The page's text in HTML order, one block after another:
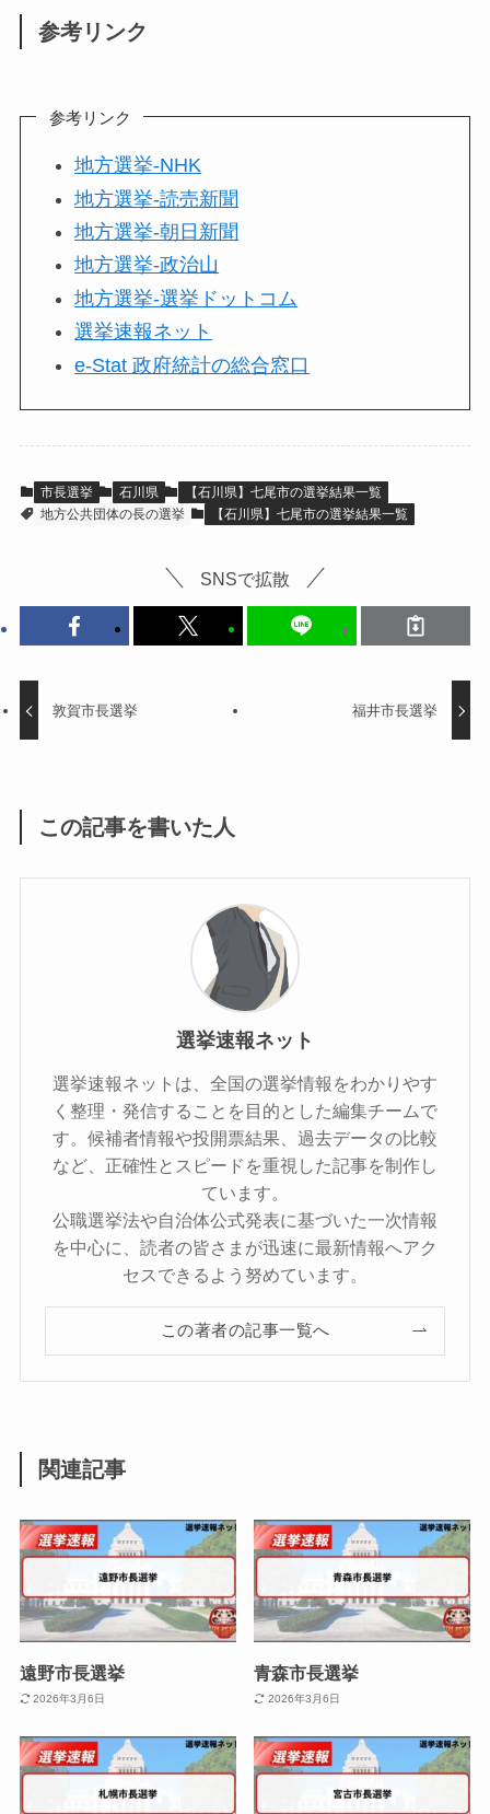
参考リンク
参考リンク
地方選挙-NHK
地方選挙-読売新聞
地方選挙-朝日新聞
地方選挙-政治山
地方選挙-選挙ドットコム
選挙速報ネット
e-Stat 政府統計の総合窓口
市長選挙 石川県
【石川県】七尾市の選挙結果一覧
地方公共団体の長の選挙
【石川県】七尾市の選挙結果一覧
SNSで拡散
敦賀市長選挙 福井市長選挙
この記事を書いた人
選挙速報ネット
選挙速報ネットは、全国の選挙情報をわかりやす
く整理・発信することを目的とした編集チームで
す。候補者情報や投開票結果、過去データの比較
など、正確性とスピードを重視した記事を制作し
ています。
公職選挙法や自治体公式発表に基づいた一次情報
を中心に、読者の皆さまが迅速に最新情報へアク
セスできるよう努めています。
この著者の記事一覧へ
関連記事
遠野市長選挙
2026年3月6日
青森市長選挙
2026年3月6日